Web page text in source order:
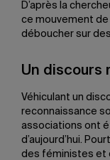
D’après la
ce mouvement
déboucher sur
Un discours
Véhiculant un
reconnaissance
associations ont
d’aujourd’hui.
des féministes et